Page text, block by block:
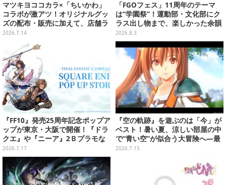
マツキヨココカラ×「ちいかわ」
コラボが激アツ！オリジナルグッ
ズの配布・販売に加えて、店舗ラ
ッピングや”花火打ち上げ”まで盛
2026.7.14
「FGOフェス」11周年のテーマ
は“学園祭”！運動部・文化部にク
ラス出し物まで、楽しかった余韻
が残る思い出を写真たっぷりでお
届け【写真180枚】
2026.8.3
『FF10』発売25周年記念ポップア
ップが東京・大阪で開催！『ドラ
クエ』や『ニーア』2Ｂプラモな
ども販売
2026.7.17
『空の軌跡』を遊ぶのは「今」が
ベスト！暑い夏、涼しい部屋の中
で“青い空”が似合う大冒険へ―最
安値でセール中の『the 1st』か
2026.7.15